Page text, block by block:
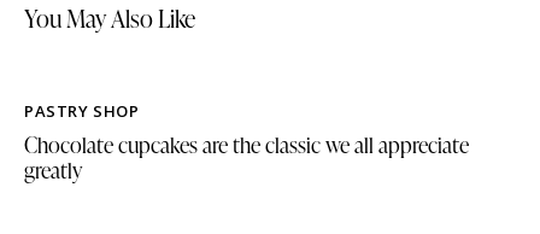
You May Also Like
PASTRY SHOP
Chocolate cupcakes are the classic we all appreciate
greatly